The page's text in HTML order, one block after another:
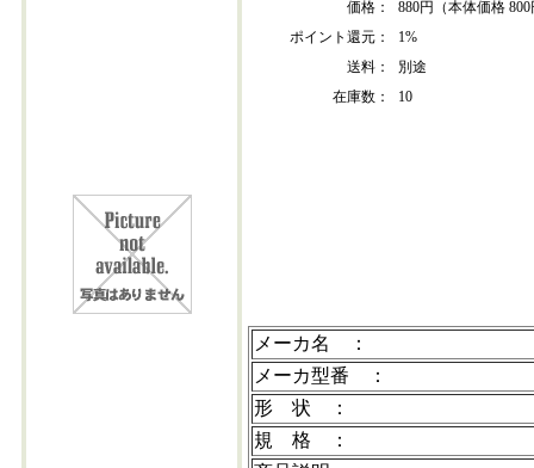
価格：
880円（本体価格
ポイント還元：
1%
送料：
別途
在庫数：
10
メーカ名 ：
メーカ型番 ：
形 状 ：
規 格 ：